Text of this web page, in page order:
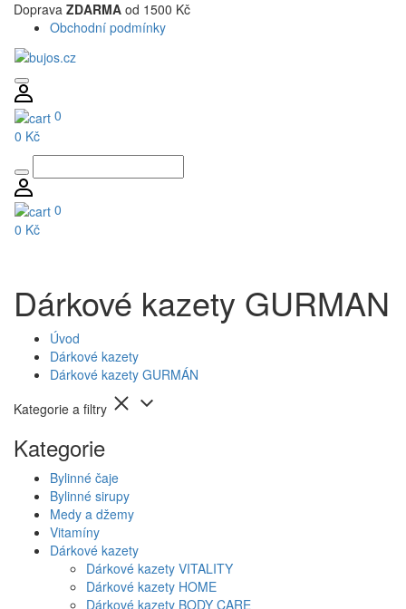
Doprava ZDARMA od 1500 Kč
Obchodní podmínky
0
0 Kč
0
0 Kč
Dárkové kazety GURMAN
Úvod
Dárkové kazety
Dárkové kazety GURMÁN
Kategorie a filtry
Kategorie
Bylinné čaje
Bylinné sirupy
Medy a džemy
Vitamíny
Dárkové kazety
Dárkové kazety VITALITY
Dárkové kazety HOME
Dárkové kazety BODY CARE